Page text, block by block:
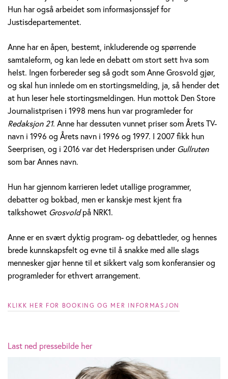
r
s
v
o
l
d
Hun har også arbeidet som informasjonssjef for
Justisdepartementet.
Anne har en åpen, bestemt, inkluderende og spørrende
samtaleform, og kan lede en debatt om stort sett hva som
helst. Ingen forbereder seg så godt som Anne Grosvold gjør,
og skal hun innlede om en stortingsmelding, ja, så hender det
at hun leser hele stortingsmeldingen. Hun mottok Den Store
Journalistprisen i 1998 mens hun var programleder for
Redaksjon 21. Anne har dessuten vunnet priser som Årets TV-
navn i 1996 og Årets navn i 1996 og 1997. I 2007 fikk hun
Seerprisen, og i 2016 var det Hedersprisen underGullruten
som bar Annes navn.
Hun har gjennom karrieren ledet utallige programmer,
debatter og bokbad, men er kanskje mest kjent fra
talkshowet Grosvoldpå NRK1.
Anne er en svært dyktig program- og debattleder, og hennes
brede kunnskapsfelt og evne til å snakke med alle slags
mennesker gjør henne til et sikkert valg som konferansier og
programleder for ethvert arrangement.
KLIKK HER FOR BOOKING OG MER INFORMASJON
Last ned pressebilde her